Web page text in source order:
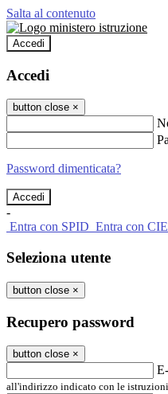
Salta al contenuto
Accedi
Accedi
button close ×
Password dimenticata?
-
Entra con SPID Entra con CIE
Seleziona utente
button close ×
Recupero password
button close ×
all'indirizzo indicato con le istruzioni